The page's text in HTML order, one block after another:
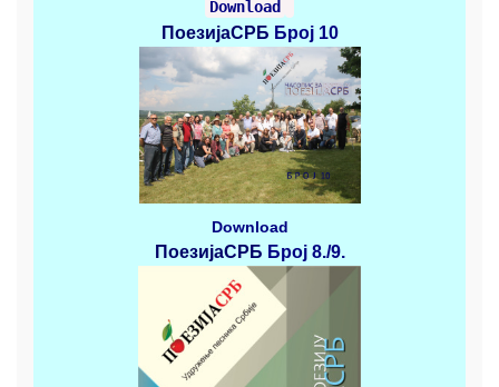
Download
ПоезијаСРБ Број 10
Download
ПоезијаСРБ Број 8./9.